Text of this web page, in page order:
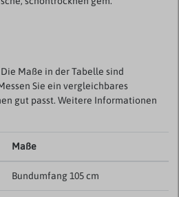
Die Maße in der Tabelle sind
Sie ein vergleichbares
gut passt. Weitere Informationen
Maße
Bundumfang 105 cm